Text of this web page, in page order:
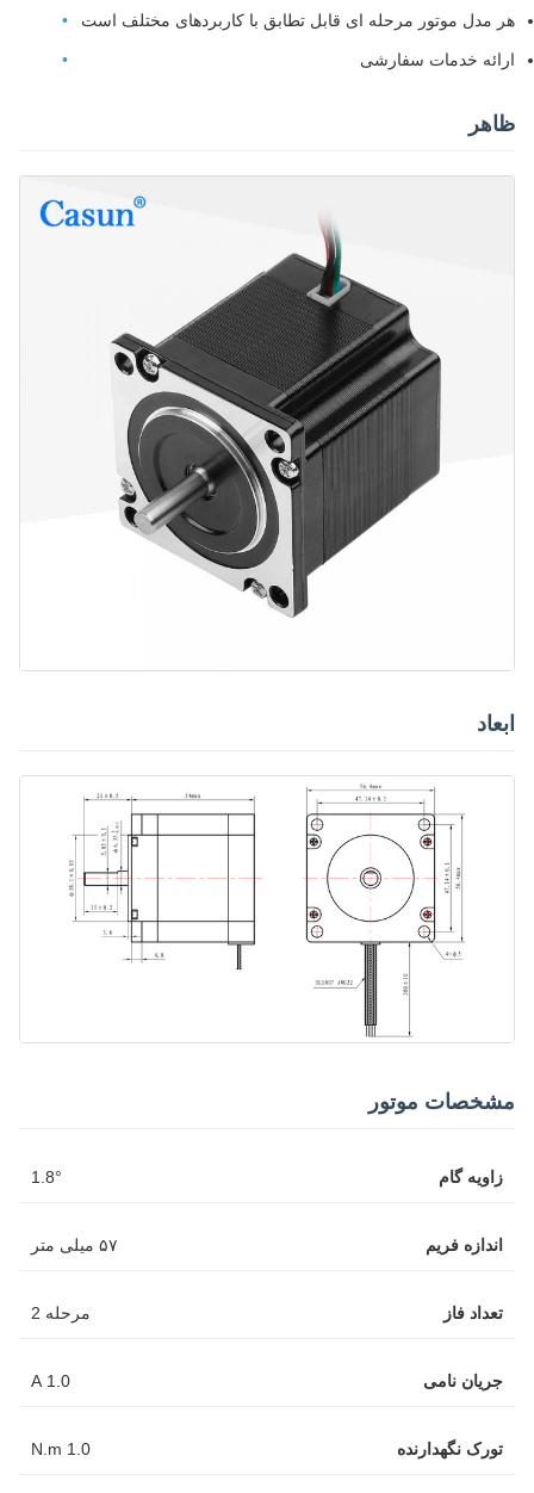
هر مدل موتور مرحله ای قابل تطابق با کاربردهای مختلف است
ارائه خدمات سفارشی
ظاهر
ابعاد
مشخصات موتور
زاویه گام 1.8°
اندازه فریم ۵۷ میلی متر
تعداد فاز مرحله 2
جریان نامی 1.0 A
تورک نگهدارنده 1.0 N.m